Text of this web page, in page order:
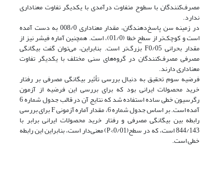
مصرف‌کنندگان با سطوح متفاوت درآمدی با یکدیگر تفاوت معناداری
ندارد.
در زمینه سن پاسخ‌دهندگان، مقدار معناداری 008/0 به دست آمده
است و کوچک‌تر از سطح خطا (01/0)، است. همچنین آماره فیشر نیز از
مقدار بحرانی F0/05 بزرگ‌تر است. بنابراین، می‌توان گفت بیگانگی
مصرفی مصرف‌کنندگان در گروه‌های سنی مختلف با یکدیگر تفاوت
معناداری دارند.
فرضیه سوم تحقیق به دنبال بررسی تأثیر بیگانگی مصرفی بر رفتار
خرید محصولات ایرانی بود که برای بررسی این فرضیه از آزمون
رگرسیون خطی ساده استفاده شد که نتایج آن در قالب جدول شماره 6
آمده است. بر اساس جدول شماره 6، مقدار آماره آزمونی F برای بررسی
رابطه بین بیگانگی مصرفی و رفتار خرید محصولات ایرانی برابر با
844/143 است، که در سطح(P<0/01) معنی‌دار است، بنابراین این رابطه
خطی است.